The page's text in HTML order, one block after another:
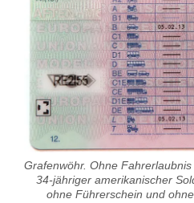
Grafenwöhr. Ohne
34-jähriger amerikanischer
ohne Führerschein und